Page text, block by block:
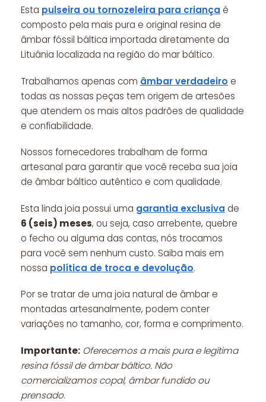
Esta pulseira ou tornozeleira para criança é
composto pela mais pura e original resina de
âmbar fóssil báltica importada diretamente da
Lituânia localizada na região do mar báltico.
Trabalhamos apenas com âmbar verdadeiro e
todas as nossas peças tem origem de artesões
que atendem os mais altos padrões de qualidade
e confiabilidade.
Nossos fornecedores trabalham de forma
artesanal para garantir que você receba sua joia
de âmbar báltico autêntico e com qualidade.
Esta linda joia possui uma garantia exclusiva de
6 (seis) meses, ou seja, caso arrebente, quebre
o fecho ou alguma das contas, nós trocamos
para você sem nenhum custo. Saiba mais em
nossa política de troca e devolução.
Por se tratar de uma joia natural de âmbar e
montadas artesanalmente, podem conter
variações no tamanho, cor, forma e comprimento.
Importante: Oferecemos a mais pura e legítima
resina fóssil de âmbar báltico. Não
comercializamos copal, âmbar fundido ou
prensado.